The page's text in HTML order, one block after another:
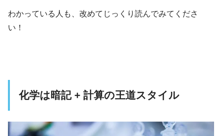
わかっている人も、改めてじっくり読んでみてくださ
い！
化学は暗記 + 計算の王道スタイル